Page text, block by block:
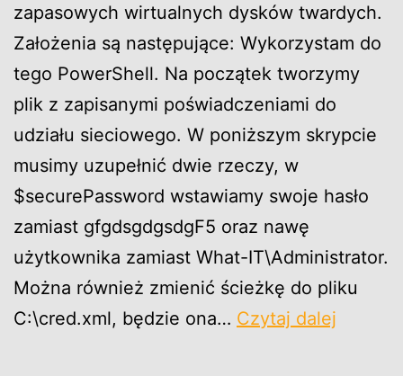
zapasowych wirtualnych dysków twardych.
Założenia są następujące: Wykorzystam do
tego PowerShell. Na początek tworzymy
plik z zapisanymi poświadczeniami do
udziału sieciowego. W poniższym skrypcie
musimy uzupełnić dwie rzeczy, w
$securePassword wstawiamy swoje hasło
zamiast gfgdsgdgsdgF5 oraz nawę
użytkownika zamiast What-IT\Administrator.
Można również zmienić ścieżkę do pliku
C:\cred.xml, będzie ona… Czytaj dalej